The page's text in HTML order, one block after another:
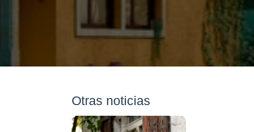
Otras noticias